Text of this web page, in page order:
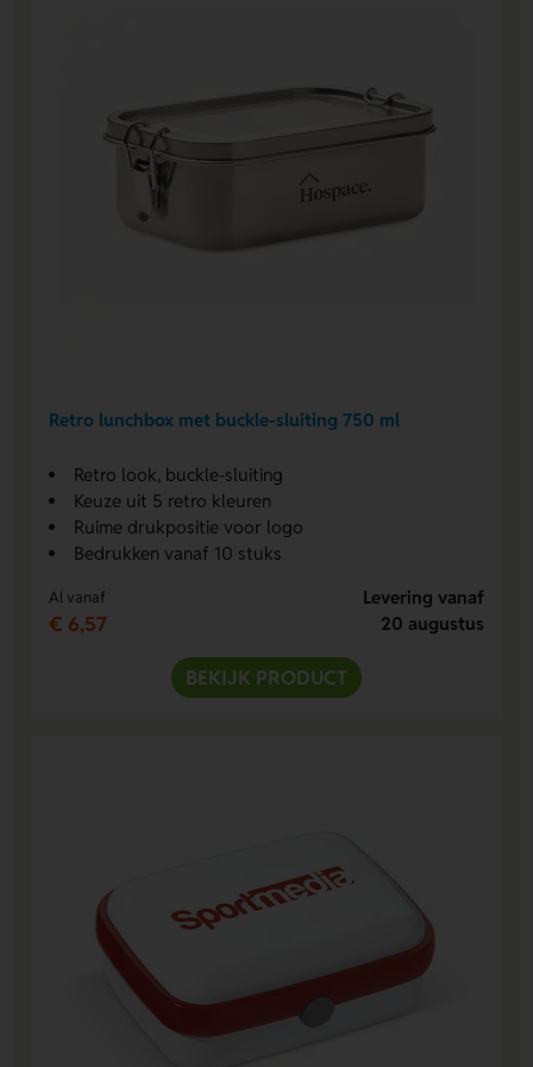
Retro lunchbox met buckle-sluiting 750 ml
Retro look, buckle-sluiting
Keuze uit 5 retro kleuren
Ruime drukpositie voor logo
Bedrukken vanaf 10 stuks
Al vanaf
€ 6,57
Levering vanaf
20 augustus
BEKIJK PRODUCT